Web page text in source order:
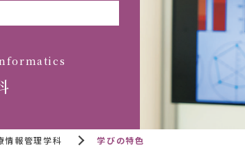
情報管理学科 学びの特色